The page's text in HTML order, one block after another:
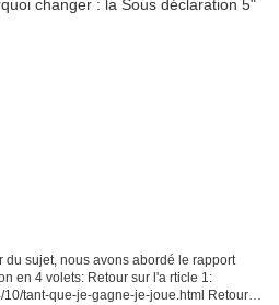
sujet, nous avons abordé le rapport
en 4 volets: Retour sur l'a rticle 1:
10/tant-que-je-gagne-je-joue.html Retour